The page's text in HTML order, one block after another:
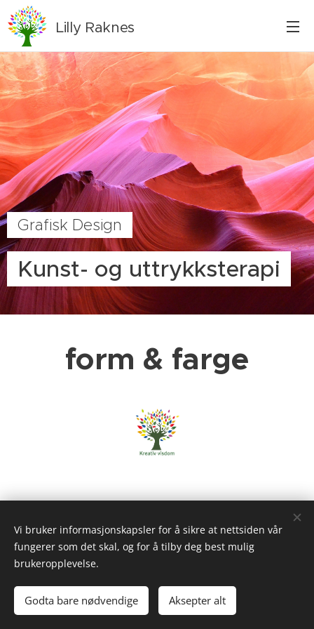
Lilly Raknes
Grafisk Design
Kunst- og uttrykksterapi
form & farge
© Reg. kunst- og uttrykksterapeut MNFKUT/MNFP/ kreativ
psykoterapeut
Informasjonskapsler
Vi bruker informasjonskapsler for å sikre at nettsiden vår
fungerer som det skal, og for å tilby deg best mulig
brukeropplevelse.
Godta bare nødvendige Aksepter alt